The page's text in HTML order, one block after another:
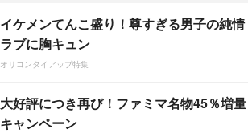
イケメンてんこ盛り！尊すぎる男子の純情
ラブに胸キュン
オリコンタイアップ特集
大好評につき再び！ファミマ名物45％増量
キャンペーン